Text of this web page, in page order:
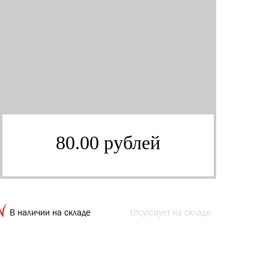
80.00 рублей
В наличии на складе Отсутсвует на складе